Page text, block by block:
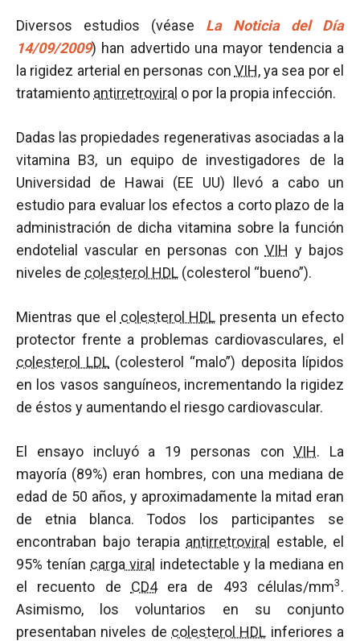
Diversos estudios (véase La Noticia del Día
14/09/2009) han advertido una mayor tendencia a
la rigidez arterial en personas con VIH, ya sea por el
tratamiento antirretroviral o por la propia infección.
Dadas las propiedades regenerativas asociadas a la
vitamina B3, un equipo de investigadores de la
Universidad de Hawai (EE UU) llevó a cabo un
estudio para evaluar los efectos a corto plazo de la
administración de dicha vitamina sobre la función
endotelial vascular en personas con VIH y bajos
niveles de colesterol HDL (colesterol “bueno”).
Mientras que el colesterol HDL presenta un efecto
protector frente a problemas cardiovasculares, el
colesterol LDL (colesterol “malo”) deposita lípidos
en los vasos sanguíneos, incrementando la rigidez
de éstos y aumentando el riesgo cardiovascular.
El ensayo incluyó a 19 personas conVIH. La
mayoría (89%) eran hombres, con una mediana de
edad de 50 años, y aproximadamente la mitad eran
de etnia blanca. Todos los participantes se
encontraban bajo terapia antirretroviral
estable, el
95% tenían carga viral indetectable y la mediana en
el recuento de CD4era de 493 células/mm3.
Asimismo, los voluntarios en su conjunto
presentaban niveles de colesterol HDL inferiores a